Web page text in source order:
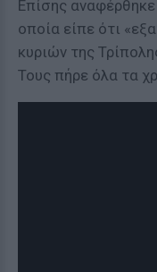
Επίσης
οποία είπε ότι
κυριών της
Τους πήρε όλα τα